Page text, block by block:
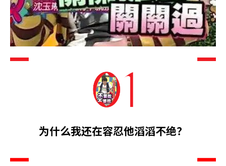
为什么我还在容忍他滔滔不绝？